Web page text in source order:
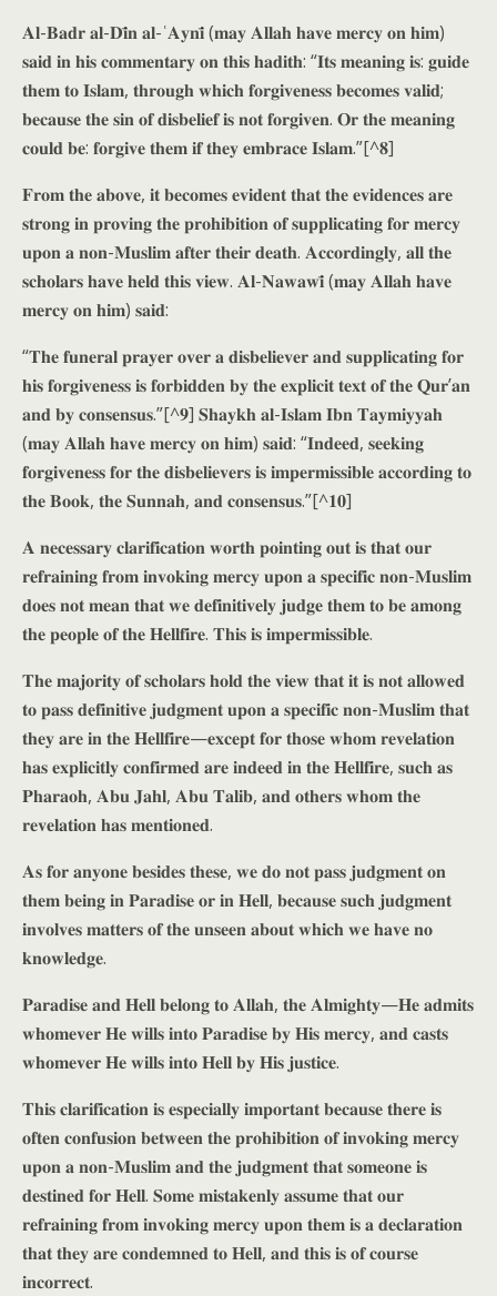
𝐀𝐥-𝐁𝐚𝐝𝐫 𝐚𝐥-𝐃𝐢̄𝐧 𝐚𝐥-ʿ𝐀𝐲𝐧𝐢̄ (𝐦𝐚𝐲 𝐀𝐥𝐥𝐚𝐡 𝐡𝐚𝐯𝐞 𝐦𝐞𝐫𝐜𝐲 𝐨𝐧 𝐡𝐢𝐦)
𝐬𝐚𝐢𝐝 𝐢𝐧 𝐡𝐢𝐬 𝐜𝐨𝐦𝐦𝐞𝐧𝐭𝐚𝐫𝐲 𝐨𝐧 𝐭𝐡𝐢𝐬 𝐡𝐚𝐝𝐢𝐭𝐡: “𝐈𝐭𝐬 𝐦𝐞𝐚𝐧𝐢𝐧𝐠 𝐢𝐬: 𝐠𝐮𝐢𝐝𝐞
𝐭𝐡𝐞𝐦 𝐭𝐨 𝐈𝐬𝐥𝐚𝐦, 𝐭𝐡𝐫𝐨𝐮𝐠𝐡 𝐰𝐡𝐢𝐜𝐡 𝐟𝐨𝐫𝐠𝐢𝐯𝐞𝐧𝐞𝐬𝐬 𝐛𝐞𝐜𝐨𝐦𝐞𝐬 𝐯𝐚𝐥𝐢𝐝;
𝐛𝐞𝐜𝐚𝐮𝐬𝐞 𝐭𝐡𝐞 𝐬𝐢𝐧 𝐨𝐟 𝐝𝐢𝐬𝐛𝐞𝐥𝐢𝐞𝐟 𝐢𝐬 𝐧𝐨𝐭 𝐟𝐨𝐫𝐠𝐢𝐯𝐞𝐧. 𝐎𝐫 𝐭𝐡𝐞 𝐦𝐞𝐚𝐧𝐢𝐧𝐠
𝐜𝐨𝐮𝐥𝐝 𝐛𝐞: 𝐟𝐨𝐫𝐠𝐢𝐯𝐞 𝐭𝐡𝐞𝐦 𝐢𝐟 𝐭𝐡𝐞𝐲 𝐞𝐦𝐛𝐫𝐚𝐜𝐞 𝐈𝐬𝐥𝐚𝐦.”[^𝟖]
𝐅𝐫𝐨𝐦 𝐭𝐡𝐞 𝐚𝐛𝐨𝐯𝐞, 𝐢𝐭 𝐛𝐞𝐜𝐨𝐦𝐞𝐬 𝐞𝐯𝐢𝐝𝐞𝐧𝐭 𝐭𝐡𝐚𝐭 𝐭𝐡𝐞 𝐞𝐯𝐢𝐝𝐞𝐧𝐜𝐞𝐬 𝐚𝐫𝐞
𝐬𝐭𝐫𝐨𝐧𝐠 𝐢𝐧 𝐩𝐫𝐨𝐯𝐢𝐧𝐠 𝐭𝐡𝐞 𝐩𝐫𝐨𝐡𝐢𝐛𝐢𝐭𝐢𝐨𝐧 𝐨𝐟 𝐬𝐮𝐩𝐩𝐥𝐢𝐜𝐚𝐭𝐢𝐧𝐠 𝐟𝐨𝐫 𝐦𝐞𝐫𝐜𝐲
𝐮𝐩𝐨𝐧 𝐚 𝐧𝐨𝐧-𝐌𝐮𝐬𝐥𝐢𝐦 𝐚𝐟𝐭𝐞𝐫 𝐭𝐡𝐞𝐢𝐫 𝐝𝐞𝐚𝐭𝐡. 𝐀𝐜𝐜𝐨𝐫𝐝𝐢𝐧𝐠𝐥𝐲, 𝐚𝐥𝐥 𝐭𝐡𝐞
𝐬𝐜𝐡𝐨𝐥𝐚𝐫𝐬 𝐡𝐚𝐯𝐞 𝐡𝐞𝐥𝐝 𝐭𝐡𝐢𝐬 𝐯𝐢𝐞𝐰. 𝐀𝐥-𝐍𝐚𝐰𝐚𝐰𝐢̄ (𝐦𝐚𝐲 𝐀𝐥𝐥𝐚𝐡 𝐡𝐚𝐯𝐞
𝐦𝐞𝐫𝐜𝐲 𝐨𝐧 𝐡𝐢𝐦) 𝐬𝐚𝐢𝐝:
“𝐓𝐡𝐞 𝐟𝐮𝐧𝐞𝐫𝐚𝐥 𝐩𝐫𝐚𝐲𝐞𝐫 𝐨𝐯𝐞𝐫 𝐚 𝐝𝐢𝐬𝐛𝐞𝐥𝐢𝐞𝐯𝐞𝐫 𝐚𝐧𝐝 𝐬𝐮𝐩𝐩𝐥𝐢𝐜𝐚𝐭𝐢𝐧𝐠 𝐟𝐨𝐫
𝐡𝐢𝐬 𝐟𝐨𝐫𝐠𝐢𝐯𝐞𝐧𝐞𝐬𝐬 𝐢𝐬 𝐟𝐨𝐫𝐛𝐢𝐝𝐝𝐞𝐧 𝐛𝐲 𝐭𝐡𝐞 𝐞𝐱𝐩𝐥𝐢𝐜𝐢𝐭 𝐭𝐞𝐱𝐭 𝐨𝐟 𝐭𝐡𝐞 𝐐𝐮𝐫’𝐚𝐧
𝐚𝐧𝐝 𝐛𝐲 𝐜𝐨𝐧𝐬𝐞𝐧𝐬𝐮𝐬.”[^𝟗] 𝐒𝐡𝐚𝐲𝐤𝐡 𝐚𝐥-𝐈𝐬𝐥𝐚𝐦 𝐈𝐛𝐧 𝐓𝐚𝐲𝐦𝐢𝐲𝐲𝐚𝐡
(𝐦𝐚𝐲 𝐀𝐥𝐥𝐚𝐡 𝐡𝐚𝐯𝐞 𝐦𝐞𝐫𝐜𝐲 𝐨𝐧 𝐡𝐢𝐦) 𝐬𝐚𝐢𝐝: “𝐈𝐧𝐝𝐞𝐞𝐝, 𝐬𝐞𝐞𝐤𝐢𝐧𝐠
𝐟𝐨𝐫𝐠𝐢𝐯𝐞𝐧𝐞𝐬𝐬 𝐟𝐨𝐫 𝐭𝐡𝐞 𝐝𝐢𝐬𝐛𝐞𝐥𝐢𝐞𝐯𝐞𝐫𝐬 𝐢𝐬 𝐢𝐦𝐩𝐞𝐫𝐦𝐢𝐬𝐬𝐢𝐛𝐥𝐞 𝐚𝐜𝐜𝐨𝐫𝐝𝐢𝐧𝐠 𝐭𝐨
𝐭𝐡𝐞 𝐁𝐨𝐨𝐤, 𝐭𝐡𝐞 𝐒𝐮𝐧𝐧𝐚𝐡, 𝐚𝐧𝐝 𝐜𝐨𝐧𝐬𝐞𝐧𝐬𝐮𝐬.”[^𝟏𝟎]
𝐀 𝐧𝐞𝐜𝐞𝐬𝐬𝐚𝐫𝐲 𝐜𝐥𝐚𝐫𝐢𝐟𝐢𝐜𝐚𝐭𝐢𝐨𝐧 𝐰𝐨𝐫𝐭𝐡 𝐩𝐨𝐢𝐧𝐭𝐢𝐧𝐠 𝐨𝐮𝐭 𝐢𝐬 𝐭𝐡𝐚𝐭 𝐨𝐮𝐫
𝐫𝐞𝐟𝐫𝐚𝐢𝐧𝐢𝐧𝐠 𝐟𝐫𝐨𝐦 𝐢𝐧𝐯𝐨𝐤𝐢𝐧𝐠 𝐦𝐞𝐫𝐜𝐲 𝐮𝐩𝐨𝐧 𝐚 𝐬𝐩𝐞𝐜𝐢𝐟𝐢𝐜 𝐧𝐨𝐧-𝐌𝐮𝐬𝐥𝐢𝐦
𝐝𝐨𝐞𝐬 𝐧𝐨𝐭 𝐦𝐞𝐚𝐧 𝐭𝐡𝐚𝐭 𝐰𝐞 𝐝𝐞𝐟𝐢𝐧𝐢𝐭𝐢𝐯𝐞𝐥𝐲 𝐣𝐮𝐝𝐠𝐞 𝐭𝐡𝐞𝐦 𝐭𝐨 𝐛𝐞 𝐚𝐦𝐨𝐧𝐠
𝐭𝐡𝐞 𝐩𝐞𝐨𝐩𝐥𝐞 𝐨𝐟 𝐭𝐡𝐞 𝐇𝐞𝐥𝐥𝐟𝐢𝐫𝐞. 𝐓𝐡𝐢𝐬 𝐢𝐬 𝐢𝐦𝐩𝐞𝐫𝐦𝐢𝐬𝐬𝐢𝐛𝐥𝐞.
𝐓𝐡𝐞 𝐦𝐚𝐣𝐨𝐫𝐢𝐭𝐲 𝐨𝐟 𝐬𝐜𝐡𝐨𝐥𝐚𝐫𝐬 𝐡𝐨𝐥𝐝 𝐭𝐡𝐞 𝐯𝐢𝐞𝐰 𝐭𝐡𝐚𝐭 𝐢𝐭 𝐢𝐬 𝐧𝐨𝐭 𝐚𝐥𝐥𝐨𝐰𝐞𝐝
𝐭𝐨 𝐩𝐚𝐬𝐬 𝐝𝐞𝐟𝐢𝐧𝐢𝐭𝐢𝐯𝐞 𝐣𝐮𝐝𝐠𝐦𝐞𝐧𝐭 𝐮𝐩𝐨𝐧 𝐚 𝐬𝐩𝐞𝐜𝐢𝐟𝐢𝐜 𝐧𝐨𝐧-𝐌𝐮𝐬𝐥𝐢𝐦 𝐭𝐡𝐚𝐭
𝐭𝐡𝐞𝐲 𝐚𝐫𝐞 𝐢𝐧 𝐭𝐡𝐞 𝐇𝐞𝐥𝐥𝐟𝐢𝐫𝐞—𝐞𝐱𝐜𝐞𝐩𝐭 𝐟𝐨𝐫 𝐭𝐡𝐨𝐬𝐞 𝐰𝐡𝐨𝐦 𝐫𝐞𝐯𝐞𝐥𝐚𝐭𝐢𝐨𝐧
𝐡𝐚𝐬 𝐞𝐱𝐩𝐥𝐢𝐜𝐢𝐭𝐥𝐲 𝐜𝐨𝐧𝐟𝐢𝐫𝐦𝐞𝐝 𝐚𝐫𝐞 𝐢𝐧𝐝𝐞𝐞𝐝 𝐢𝐧 𝐭𝐡𝐞 𝐇𝐞𝐥𝐥𝐟𝐢𝐫𝐞, 𝐬𝐮𝐜𝐡 𝐚𝐬
𝐏𝐡𝐚𝐫𝐚𝐨𝐡, 𝐀𝐛𝐮 𝐉𝐚𝐡𝐥, 𝐀𝐛𝐮 𝐓𝐚𝐥𝐢𝐛, 𝐚𝐧𝐝 𝐨𝐭𝐡𝐞𝐫𝐬 𝐰𝐡𝐨𝐦 𝐭𝐡𝐞
𝐫𝐞𝐯𝐞𝐥𝐚𝐭𝐢𝐨𝐧 𝐡𝐚𝐬 𝐦𝐞𝐧𝐭𝐢𝐨𝐧𝐞𝐝.
𝐀𝐬 𝐟𝐨𝐫 𝐚𝐧𝐲𝐨𝐧𝐞 𝐛𝐞𝐬𝐢𝐝𝐞𝐬 𝐭𝐡𝐞𝐬𝐞, 𝐰𝐞 𝐝𝐨 𝐧𝐨𝐭 𝐩𝐚𝐬𝐬 𝐣𝐮𝐝𝐠𝐦𝐞𝐧𝐭 𝐨𝐧
𝐭𝐡𝐞𝐦 𝐛𝐞𝐢𝐧𝐠 𝐢𝐧 𝐏𝐚𝐫𝐚𝐝𝐢𝐬𝐞 𝐨𝐫 𝐢𝐧 𝐇𝐞𝐥𝐥, 𝐛𝐞𝐜𝐚𝐮𝐬𝐞 𝐬𝐮𝐜𝐡 𝐣𝐮𝐝𝐠𝐦𝐞𝐧𝐭
𝐢𝐧𝐯𝐨𝐥𝐯𝐞𝐬 𝐦𝐚𝐭𝐭𝐞𝐫𝐬 𝐨𝐟 𝐭𝐡𝐞 𝐮𝐧𝐬𝐞𝐞𝐧 𝐚𝐛𝐨𝐮𝐭 𝐰𝐡𝐢𝐜𝐡 𝐰𝐞 𝐡𝐚𝐯𝐞 𝐧𝐨
𝐤𝐧𝐨𝐰𝐥𝐞𝐝𝐠𝐞.
𝐏𝐚𝐫𝐚𝐝𝐢𝐬𝐞 𝐚𝐧𝐝 𝐇𝐞𝐥𝐥 𝐛𝐞𝐥𝐨𝐧𝐠 𝐭𝐨 𝐀𝐥𝐥𝐚𝐡, 𝐭𝐡𝐞 𝐀𝐥𝐦𝐢𝐠𝐡𝐭𝐲—𝐇𝐞 𝐚𝐝𝐦𝐢𝐭𝐬
𝐰𝐡𝐨𝐦𝐞𝐯𝐞𝐫 𝐇𝐞 𝐰𝐢𝐥𝐥𝐬 𝐢𝐧𝐭𝐨 𝐏𝐚𝐫𝐚𝐝𝐢𝐬𝐞 𝐛𝐲 𝐇𝐢𝐬 𝐦𝐞𝐫𝐜𝐲, 𝐚𝐧𝐝 𝐜𝐚𝐬𝐭𝐬
𝐰𝐡𝐨𝐦𝐞𝐯𝐞𝐫 𝐇𝐞 𝐰𝐢𝐥𝐥𝐬 𝐢𝐧𝐭𝐨 𝐇𝐞𝐥𝐥 𝐛𝐲 𝐇𝐢𝐬 𝐣𝐮𝐬𝐭𝐢𝐜𝐞.
𝐓𝐡𝐢𝐬 𝐜𝐥𝐚𝐫𝐢𝐟𝐢𝐜𝐚𝐭𝐢𝐨𝐧 𝐢𝐬 𝐞𝐬𝐩𝐞𝐜𝐢𝐚𝐥𝐥𝐲 𝐢𝐦𝐩𝐨𝐫𝐭𝐚𝐧𝐭 𝐛𝐞𝐜𝐚𝐮𝐬𝐞 𝐭𝐡𝐞𝐫𝐞 𝐢𝐬
𝐨𝐟𝐭𝐞𝐧 𝐜𝐨𝐧𝐟𝐮𝐬𝐢𝐨𝐧 𝐛𝐞𝐭𝐰𝐞𝐞𝐧 𝐭𝐡𝐞 𝐩𝐫𝐨𝐡𝐢𝐛𝐢𝐭𝐢𝐨𝐧 𝐨𝐟 𝐢𝐧𝐯𝐨𝐤𝐢𝐧𝐠 𝐦𝐞𝐫𝐜𝐲
𝐮𝐩𝐨𝐧 𝐚 𝐧𝐨𝐧-𝐌𝐮𝐬𝐥𝐢𝐦 𝐚𝐧𝐝 𝐭𝐡𝐞 𝐣𝐮𝐝𝐠𝐦𝐞𝐧𝐭 𝐭𝐡𝐚𝐭 𝐬𝐨𝐦𝐞𝐨𝐧𝐞 𝐢𝐬
𝐝𝐞𝐬𝐭𝐢𝐧𝐞𝐝 𝐟𝐨𝐫 𝐇𝐞𝐥𝐥. 𝐒𝐨𝐦𝐞 𝐦𝐢𝐬𝐭𝐚𝐤𝐞𝐧𝐥𝐲 𝐚𝐬𝐬𝐮𝐦𝐞 𝐭𝐡𝐚𝐭 𝐨𝐮𝐫
𝐫𝐞𝐟𝐫𝐚𝐢𝐧𝐢𝐧𝐠 𝐟𝐫𝐨𝐦 𝐢𝐧𝐯𝐨𝐤𝐢𝐧𝐠 𝐦𝐞𝐫𝐜𝐲 𝐮𝐩𝐨𝐧 𝐭𝐡𝐞𝐦 𝐢𝐬 𝐚 𝐝𝐞𝐜𝐥𝐚𝐫𝐚𝐭𝐢𝐨𝐧
𝐭𝐡𝐚𝐭 𝐭𝐡𝐞𝐲 𝐚𝐫𝐞 𝐜𝐨𝐧𝐝𝐞𝐦𝐧𝐞𝐝 𝐭𝐨 𝐇𝐞𝐥𝐥, 𝐚𝐧𝐝 𝐭𝐡𝐢𝐬 𝐢𝐬 𝐨𝐟 𝐜𝐨𝐮𝐫𝐬𝐞
𝐢𝐧𝐜𝐨𝐫𝐫𝐞𝐜𝐭.